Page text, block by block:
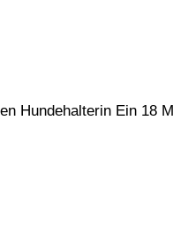
Hundehalterin Ein 18